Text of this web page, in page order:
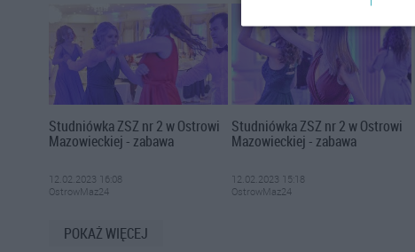
Studniówka ZSZ nr 2 w Ostrowi
Mazowieckiej - zabawa
12.02.2023 16:08
OstrowMaz24
Studniówka ZSZ nr 2 w Ostrowi
Mazowieckiej - zabawa
12.02.2023 15:18
OstrowMaz24
POKAŻ WIĘCEJ